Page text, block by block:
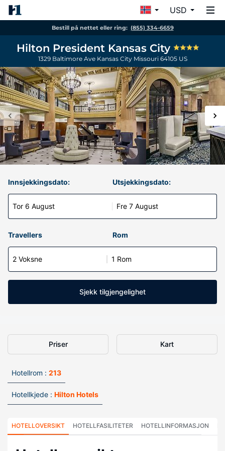
USD
Bestill på nettet eller ring: (855) 334-6659
Hilton President Kansas City
1329 Baltimore Ave Kansas City Missouri 64105 US
Innsjekkingsdato:
Tor 6 August
Utsjekkingsdato:
Fre 7 August
Travellers Rom
2 Voksne 1 Rom
Sjekk tilgjengelighet
Priser Kart
Hotellrom : 213
Hotellkjede : Hilton Hotels
HOTELLOVERSIKT HOTELLFASILITETER HOTELLINFORMASJON